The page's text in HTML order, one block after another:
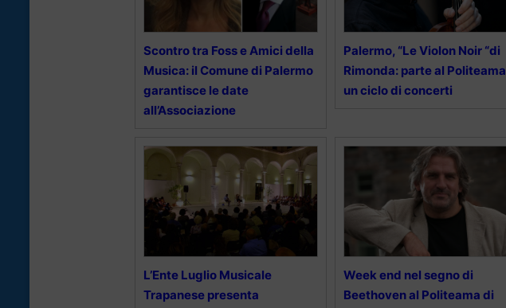
Scontro tra Foss e Amici della
Musica: il Comune di Palermo
garantisce le date
all’Associazione
Palermo, “Le Violon Noir “di
Rimonda: parte al Politeama
un ciclo di concerti
L’Ente Luglio Musicale
Trapanese presenta
Week end nel segno di
Beethoven al Politeama di